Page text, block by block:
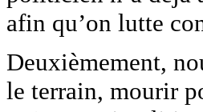
afin qu’on lutte
Deuxièmement,
le terrain, mourir